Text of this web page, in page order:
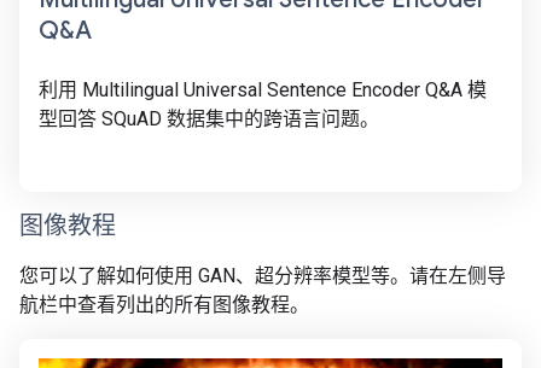
Q&A
利用 Multilingual Universal Sentence Encoder Q&A 模
型回答 SQuAD 数据集中的跨语言问题。
图像教程
您可以了解如何使用 GAN、超分辨率模型等。请在左侧导
航栏中查看列出的所有图像教程。